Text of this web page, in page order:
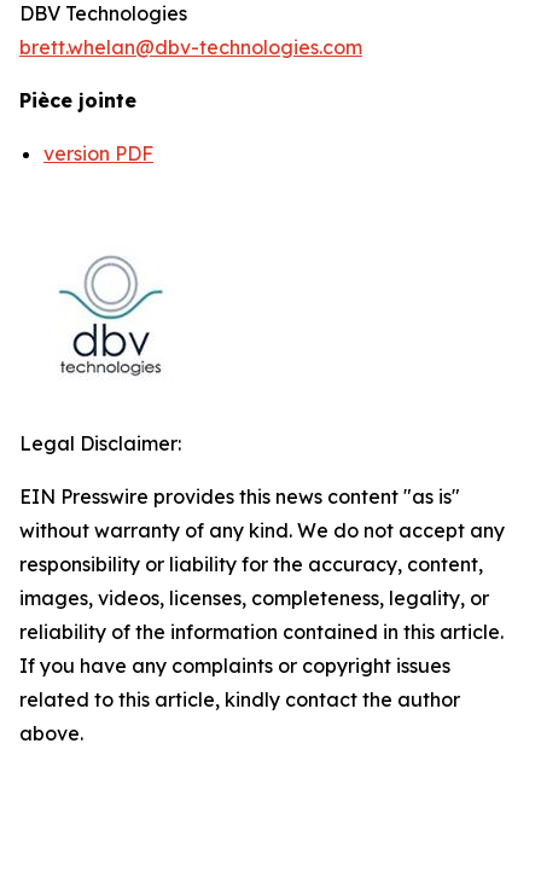
DBV Technologies
brett.whelan@dbv-technologies.com
Pièce jointe
version PDF
Legal Disclaimer:
EIN Presswire provides this news content "as is"
without warranty of any kind. We do not accept any
responsibility or liability for the accuracy, content,
images, videos, licenses, completeness, legality, or
reliability of the information contained in this article.
If you have any complaints or copyright issues
related to this article, kindly contact the author
above.